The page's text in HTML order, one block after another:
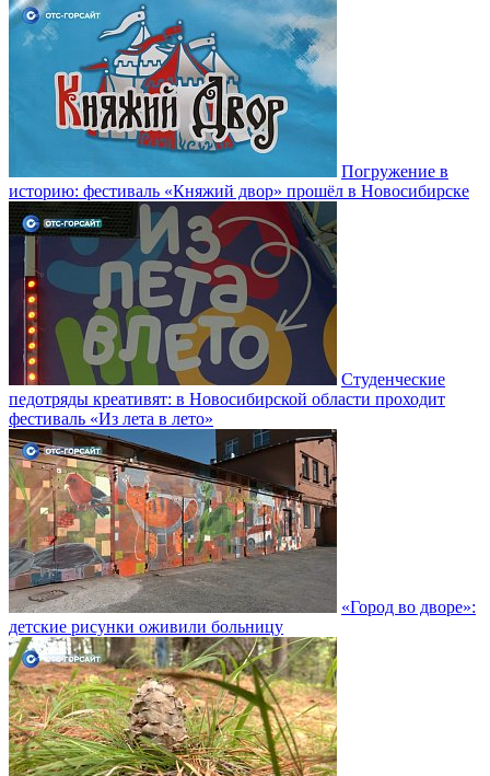
Погружение в
историю: фестиваль «Княжий двор» прошёл в Новосибирске
Студенческие
педотряды креативят: в Новосибирской области проходит
фестиваль «Из лета в лето»
«Город во дворе»:
детские рисунки оживили больницу